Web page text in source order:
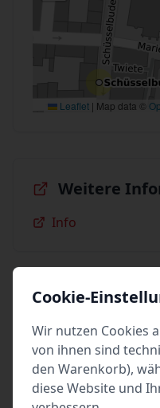
Leaflet | Map data ©
Weitere
Info
Stand
vom: Do 16. Juli 2026
erstellt von: Ev.
Innenstadt Lübeck
Cookie-
Wir nutzen Cookies
von ihnen sind
den Warenkorb),
diese Website und